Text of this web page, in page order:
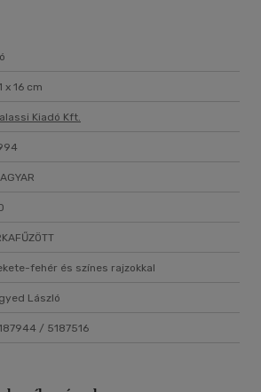
x 16 cm
Kiadó Kft.
fehér és színes rajzokkal
László
/ 5187516